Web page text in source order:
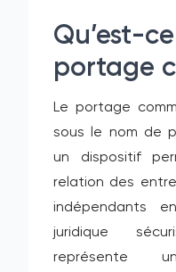
portage
Le portage
sous le nom de
un dispositif
relation des
indépendants
juridique
représente